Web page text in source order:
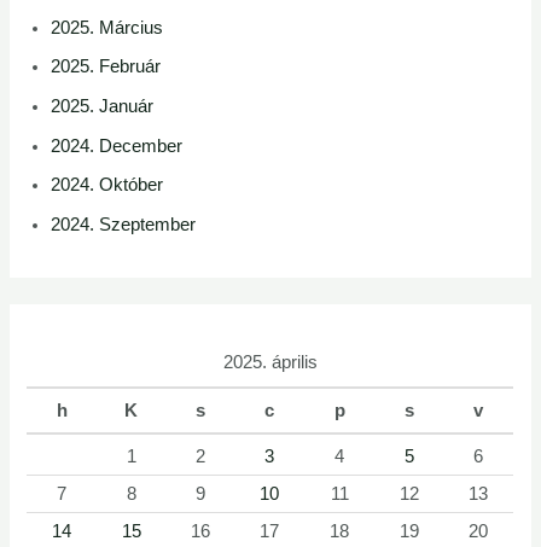
2025. Március
2025. Február
2025. Január
2024. December
2024. Október
2024. Szeptember
2025. április
h K s c p s v
1 2 3 4 5
6
7
8 9 10 11 12
13
14
15 16 17 18 19
20